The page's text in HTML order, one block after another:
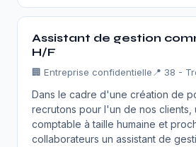
Assistant de gestion
H/F
🏢 Entreprise confidentielle 📍 38 -
Dans le cadre d'une création de
recrutons pour l'un de nos clients,
comptable à taille humaine et
collaborateurs un assistant de